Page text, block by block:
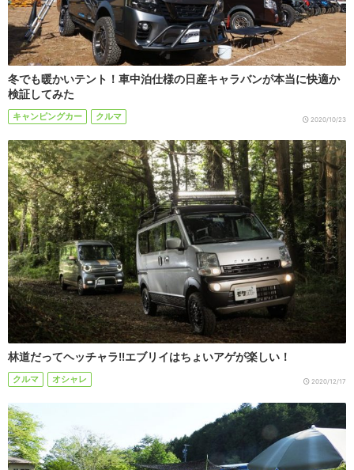
冬でも暖かいテント！車中泊仕様の日産キャラバンが本当に快適か
検証してみた
キャンピングカー クルマ 2020/10/23
林道だってヘッチャラ!!エブリイはちょいアゲが楽しい！
クルマ オシャレ 2020/12/17